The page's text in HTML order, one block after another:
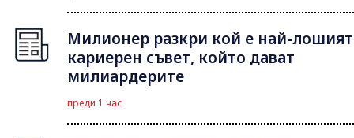
Милионер разкри кой е най-лошият
кариерен съвет, който дават
милиардерите
преди 1 час